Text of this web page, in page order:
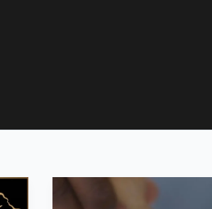
من الخدمات التي لا يمكن حصرها
والنصائح القائمة على الخبرة للتجار